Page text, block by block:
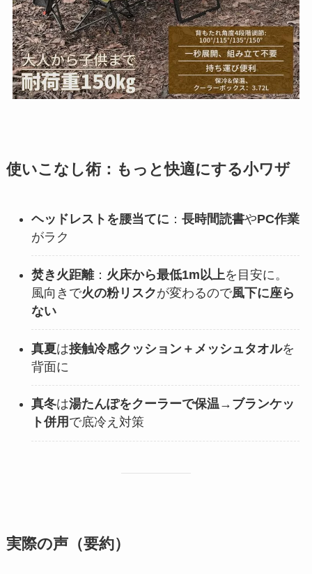
使いこなし術：もっと快適にする小ワザ
ヘッドレストを腰当てに ： 長時間読書やPC作業
がラク
焚き火距離： 火床から最低1m以上を目安に。
風向きで火の粉リスクが変わるので風下に座ら
ない
真夏は接触冷感クッション＋メッシュタオルを
背面に
真冬は湯たんぽをクーラーで保温→ブランケッ
ト併用 で底冷え対策
実際の声（要約）